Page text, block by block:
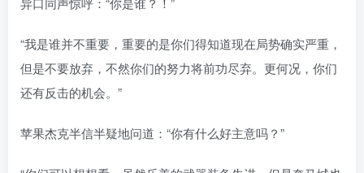
“我是谁并不重要，重要的是你们得知道现在局势确实严重，
但是不要放弃，不然你们的努力将前功尽弃。更何况，你们
还有反击的机会。”
苹果杰克半信半疑地问道：“你有什么好主意吗？”